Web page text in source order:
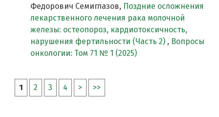
Федорович Семиглазов, Поздние осложнения
лекарственного лечения рака молочной
железы: остеопороз, кардиотоксичность,
нарушения фертильности (Часть 2) , Вопросы
онкологии: Том 71 № 1 (2025)
1 2 3 4 > >>